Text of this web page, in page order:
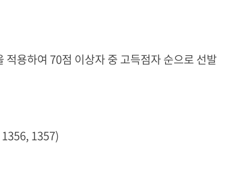
용하여 70점 이상자 중 고득점자 순으로 선발
1357)